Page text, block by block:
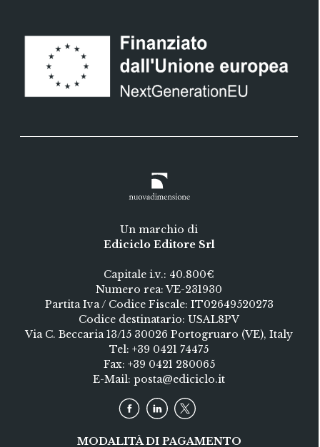
Un marchio di
Ediciclo Editore Srl
Capitale i.v.: 40.800€
Numero rea: VE-231930
Partita Iva / Codice Fiscale: IT02649520273
Codice destinatario: USAL8PV
Via C. Beccaria 13/15 30026 Portogruaro (VE), Italy
Tel:+39 0421 74475
Fax: +39 0421 280065
E-Mail:posta@ediciclo.it
MODALITÀ DI PAGAMENTO